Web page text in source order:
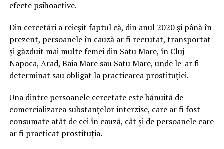
efecte psihoactive.
Din cercetări a reieșit faptul că, din anul 2020 și până în
prezent, persoanele în cauză ar fi recrutat, transportat
și găzduit mai multe femei din Satu Mare, în Cluj-
Napoca, Arad, Baia Mare sau Satu Mare, unde le-ar fi
determinat sau obligat la practicarea prostituției.
Una dintre persoanele cercetate este bănuită de
comercializarea substanțelor interzise, care ar fi fost
consumate atât de cei în cauză, cât și de persoanele care
ar fi practicat prostituția.